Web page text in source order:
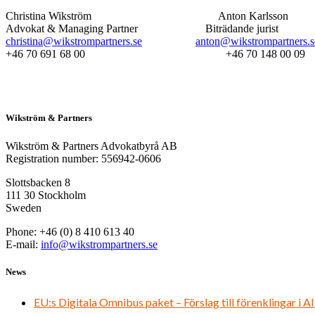
Christina Wikström Anton Karlsson
Advokat & Managing Partner Biträdande jurist
christina@wikstrompartners.se
+46 70 691 68 00 +46 70 148 00 09
Wikström & Partners
Wikström & Partners Advokatbyrå AB
Registration number: 556942-0606
Slottsbacken 8
111 30 Stockholm
Sweden
Phone: +46 (0) 8 410 613 40
E-mail: info@wikstrompartners.se
News
EU:s Digitala Omnibus paket – Förslag till förenklingar i